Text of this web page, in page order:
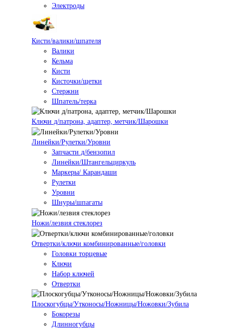
Электроды
Кисти/валики/шпателя
Валики
Кельма
Кисти
Кисточки/щетки
Стержни
Шпатель/терка
Ключи д/патрона, адаптер, метчик/Шарошки
Линейки/Рулетки/Уровни
Запчасти д/бензопил
Линейки/Штангельциркуль
Маркеры/ Карандаши
Рулетки
Уровни
Шнуры/шпагаты
Ножи/лезвия стеклорез
Отвертки/ключи комбинированные/головки
Головки торцевые
Ключи
Набор ключей
Отвертки
Плоскогубцы/Утконосы/Ножницы/Ножовки/Зубила
Бокорезы
Длинногубцы